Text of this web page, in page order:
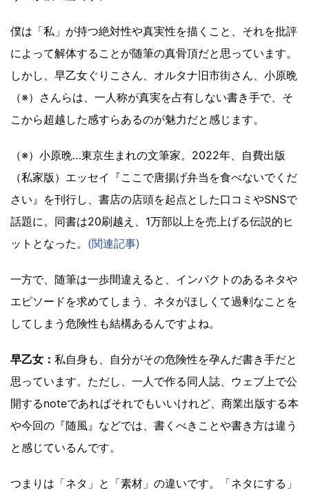
僕は「私」が持つ絶対性や真実性を描くこと、それを批評
によって解体することが随筆の真骨頂だと思っています。
しかし、早乙女ぐりこさん、オルタナ旧市街さん、小原晩
（※）さんらは、一人称が真実を占有しない書き手で、そ
こから超越した感すらあるのが魅力だと感じます。
（※）小原晩…東京生まれの文筆家。2022年、自費出版
（私家版）エッセイ『ここで唐揚げ弁当を食べないでくだ
さい』を刊行し、書店の店頭を起点とした口コミやSNSで
話題に。同書は20刷越え、1万部以上を売上げる伝説的ヒ
ットとなった。 (関連記事)
一方で、随筆は一歩間違えると、インパクトのあるネタや
エピソードを求めてしまう、ネタがほしくて過剰なことを
してしまう危険性も結構あるんですよね。
早乙女： 私自身も、自分がその危険性を孕んだ書き手だと
思っています。ただし、一人で作る同人誌、ウェブ上で公
開するnoteであればそれでもいいけれど、商業出版する本
や今回の『随風』などでは、書くべきことや書き方は違う
と感じているんです。
つまりは「ネタ」と「素材」の違いです。「ネタにする」